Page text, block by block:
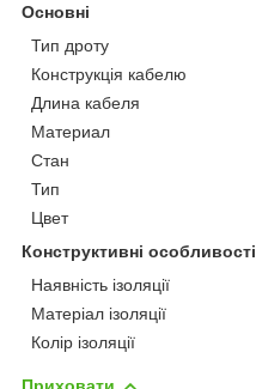
Основні
Тип дроту
Конструкція кабелю
Длина кабеля
Материал
Стан
Тип
Цвет
Конструктивні особливості
Наявність ізоляції
Матеріал ізоляції
Колір ізоляції
Приховати